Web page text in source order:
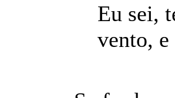
Eu sei,
vento, e